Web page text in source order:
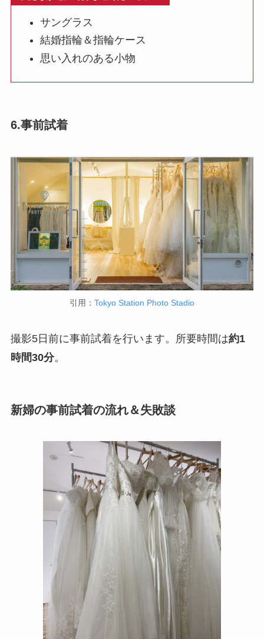
サングラス
結婚指輪＆指輪ケース
思い入れのある小物
6.事前試着
引用： Tokyo Station Photo Stadio
撮影5日前に事前試着を行います。所要時間は約1
時間30分。
新婦の事前試着の流れ＆失敗談